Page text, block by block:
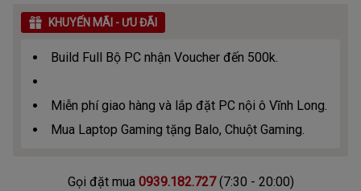
KHUYẾN MÃI - ƯU ĐÃI
Build Full Bộ PC nhận Voucher đến 500k.
Miễn phí giao hàng và lắp đặt PC nội ô Vĩnh Long.
Mua Laptop Gaming tặng Balo, Chuột Gaming.
Gọi đặt mua 0939.182.727(7:30 - 20:00)